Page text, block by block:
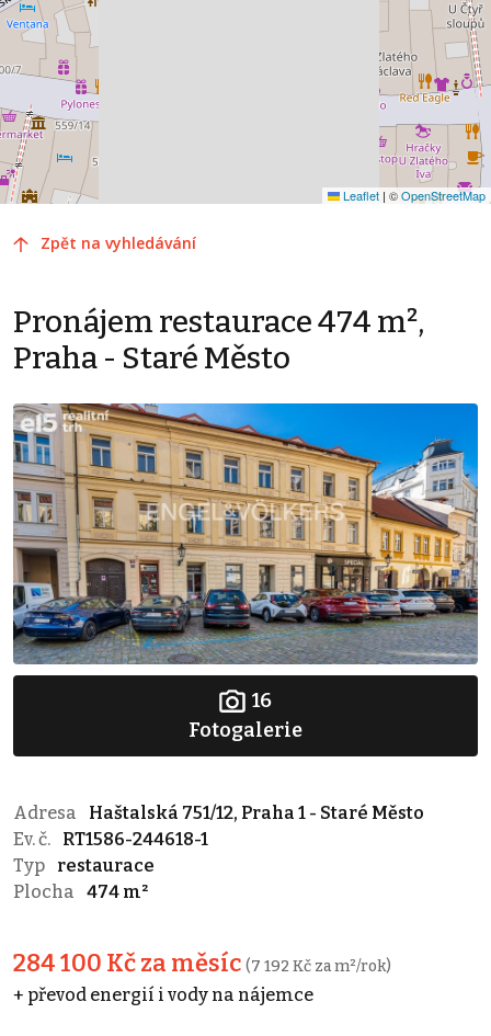
Leaflet | ©OpenStreetMap
Zpět na vyhledávání
Pronájem restaurace 474 m²,
Praha - Staré Město
16
Fotogalerie
Adresa
Haštalská 751/12, Praha 1 - Staré Město
Ev. č.
RT1586-244618-1
Typ
restaurace
Plocha
474 m²
284 100 Kč za měsíc (7 192 Kč za m²/rok)
+ převod energií i vody na nájemce